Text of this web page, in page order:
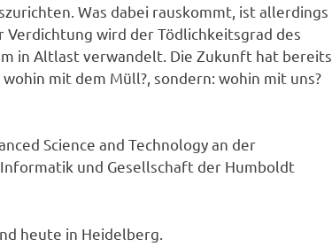
Was dabei rauskommt, ist allerdings
wird der Tödlichkeitsgrad des
in Altlast verwandelt. Die Zukunft hat bereits
mit dem Müll?, sondern: wohin mit uns?
Science and Technology an der
und Gesellschaft der Humboldt
heute in Heidelberg.